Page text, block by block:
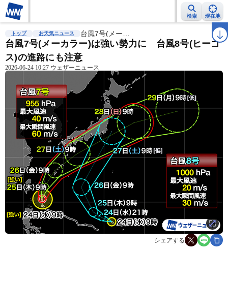
検索 現在地
雨雲レーダー 台風情報 地震情報 ラ
トップ お天気ニュース 台風7号(メー…
台風7号(メーカラー)は強い勢力に 台風8号(ヒーゴ
ス)の進路にも注意
2026-06-24 10:27 ウェザーニュース
シェアする